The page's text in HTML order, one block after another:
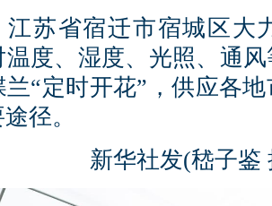
江苏省宿迁市宿城区大
温度、湿度、光照、通
“定时开花”，供应各
径。
新华社发(嵇子鉴